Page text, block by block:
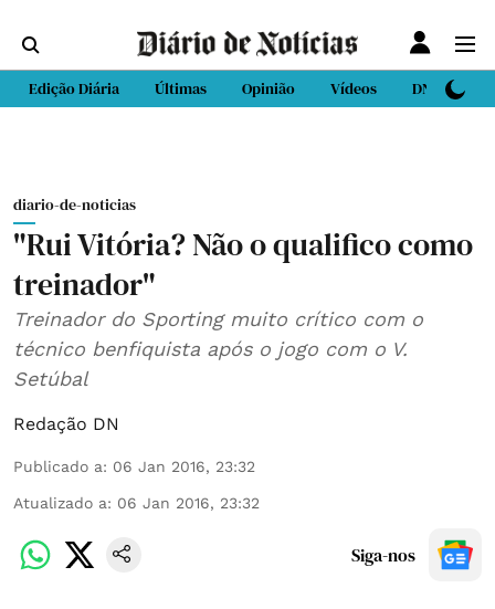
Edição Diária Últimas Opinião Vídeos DN Sport
diario-de-noticias
"Rui Vitória? Não o qualifico como
treinador"
Treinador do Sporting muito crítico com o
técnico benfiquista após o jogo com o V.
Setúbal
Redação DN
Publicado a: 06 Jan 2016, 23:32
Atualizado a: 06 Jan 2016, 23:32
Siga-nos